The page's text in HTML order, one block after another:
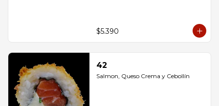
$5.390
42
Salmon, Queso Crema y Cebollín